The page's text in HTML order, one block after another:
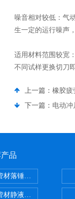
噪音相对较低：气
生一定的运行噪声
适用材料范围较宽
不同试样更换切刀
上一篇： 橡胶疲
下一篇： 电动冲
品
材落锤冲击试验机
材静液压爆破试验机